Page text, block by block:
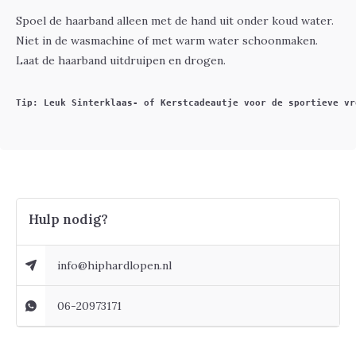
Spoel de haarband alleen met de hand uit onder koud water.
Niet in de wasmachine of met warm water schoonmaken.
Laat de haarband uitdruipen en drogen.
Tip: Leuk Sinterklaas- of Kerstcadeautje voor de sportieve
Hulp nodig?
info@hiphardlopen.nl
06-20973171